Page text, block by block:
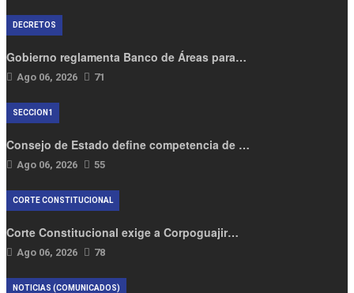
Gobierno reglamenta Banco de Áreas para…
Ago 06, 2026 71
DECRETOS
Consejo de Estado define competencia de …
Ago 06, 2026 55
SECCION1
Corte Constitucional exige a Corpoguajir…
Ago 06, 2026 78
CORTE CONSTITUCIONAL
NOTICIAS (COMUNICADOS)